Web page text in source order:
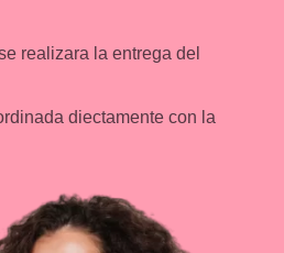
realizara la entrega del
diectamente con la